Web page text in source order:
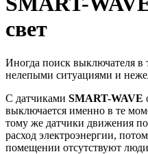
свет
Иногда поиск выключателя в
нелепыми ситуациями и
С датчиками SMART-WAVE
выключается именно в те
тому же датчики движения
расход электроэнергии,
помещении отсутствуют